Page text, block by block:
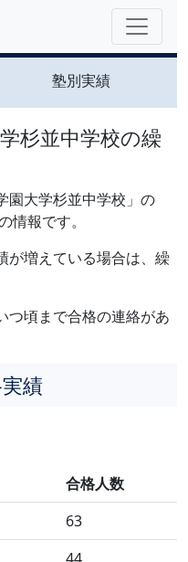
塾別実績
杉並中学校の繰
園大学杉並中学校」の
情報です。
が増えている場合は、繰
つ頃まで合格の連絡があ
績
合格人数
63